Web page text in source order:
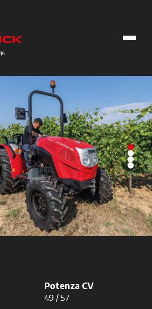
Potenza CV
49 / 57